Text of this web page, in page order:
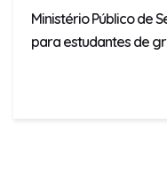
Ministério Público de
para estudantes de